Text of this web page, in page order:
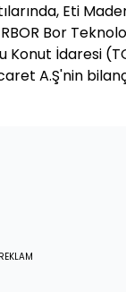
Eti
Bor
Konut İdaresi
A.Ş'nin
REKLAM